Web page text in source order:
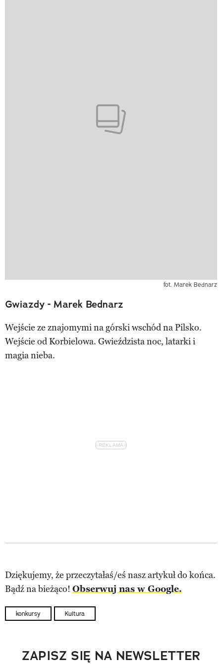
fot. Marek Bednarz
Gwiazdy - Marek Bednarz
Wejście ze znajomymi na górski wschód na Pilsko.
Wejście od Korbielowa. Gwieździsta noc, latarki i
magia nieba.
Dziękujemy, że przeczytałaś/eś nasz artykuł do końca.
Bądź na bieżąco! Obserwuj nas w Google.
konkursy Kultura
ZAPISZ SIĘ NA NEWSLETTER